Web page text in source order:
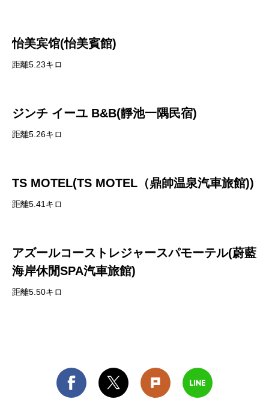
怡美宾馆(怡美賓館)
距離5.23キロ
ジンチ イーユ B&B(靜池一隅民宿)
距離5.26キロ
TS MOTEL(TS MOTEL（鼎帥温泉汽車旅館))
距離5.41キロ
アズールコーストレジャースパモーテル(蔚藍
海岸休閒SPA汽車旅館)
距離5.50キロ